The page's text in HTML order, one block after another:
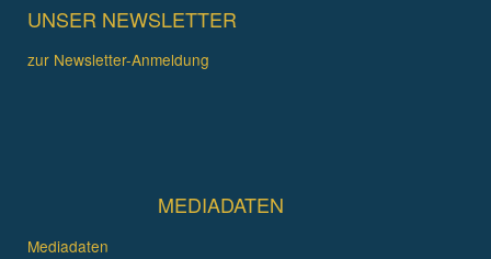
UNSER NEWSLETTER
zur Newsletter-Anmeldung
MEDIADATEN
Mediadaten